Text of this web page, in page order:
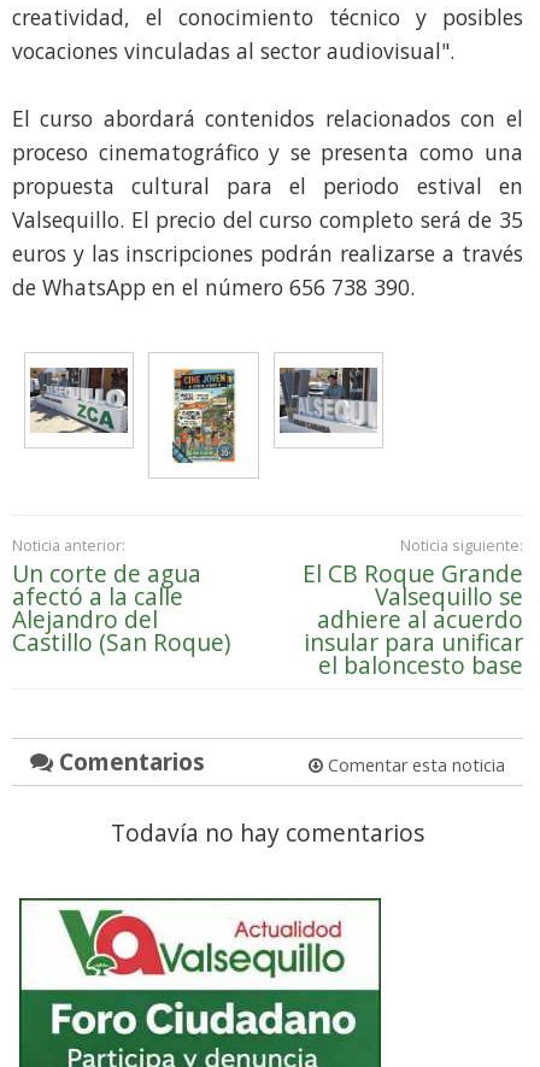
creatividad, el conocimiento técnico y posibles
vocaciones vinculadas al sector audiovisual".
El curso abordará contenidos relacionados con el
proceso cinematográfico y se presenta como una
propuesta cultural para el periodo estival en
Valsequillo. El precio del curso completo será de 35
euros y las inscripciones podrán realizarse a través
de WhatsApp en el número 656 738 390.
Noticia anterior:
Un corte de agua
afectó a la calle
Alejandro del
Castillo (San Roque)
Noticia siguiente:
El CB Roque Grande
Valsequillo se
adhiere al acuerdo
insular para unificar
el baloncesto base
Comentarios Comentar esta noticia
Todavía no hay comentarios